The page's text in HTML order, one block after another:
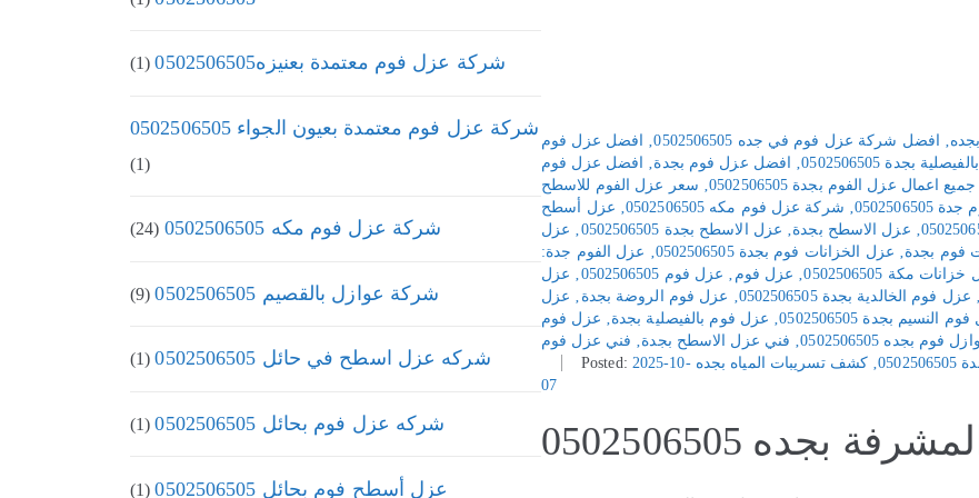
‚ افضل شركة عزل فوم في جده 0502506505 ‚
افضل عزل فوم
بجدة 0502506505 ‚ افضل عزل فوم بجدة‚
افضل عزل فوم
جميع اعمال عزل الفوم بجدة 0502506505 ‚ سعر عزل الفوم للاسطح
‚ شركة عزل فوم مكه 0502506505 ‚ عزل أسطح
‚ عزل الاسطح بجدة‚ عزل الاسطح بجدة 0502506505 ‚ عزل
فوم بجدة‚ عزل الخزانات فوم بجدة 0502506505 ‚ عزل الفوم جدة:
مكة 0502506505 ‚ عزل فوم ‚ عزل فوم 0502506505 ‚ عزل
‚ عزل فوم الخالدية بجدة 0502506505 ‚ عزل فوم الروضة بجدة ‚ عزل
النسيم بجدة 0502506505 ‚ عزل فوم بالفيصلية بجدة‚ عزل فوم
فوم بجده 0502506505 ‚ فني عزل الاسطح بجدة‚ فني عزل فوم
‚ كشف تسريبات المياه بجده Posted: 2025-10-
07
بجده 0502506505
شركة عزل فوم معتمدة بعنيزه0502506505 (1)
شركة عزل فوم معتمدة بعيون الجواء 0502506505
(1)
شركة عزل فوم مكه 0502506505 (24)
شركة عوازل بالقصيم 0502506505 (9)
شركه عزل اسطح في حائل 0502506505 (1)
شركه عزل فوم بحائل 0502506505 (1)
عزل أسطح فوم بحائل 0502506505 (1)